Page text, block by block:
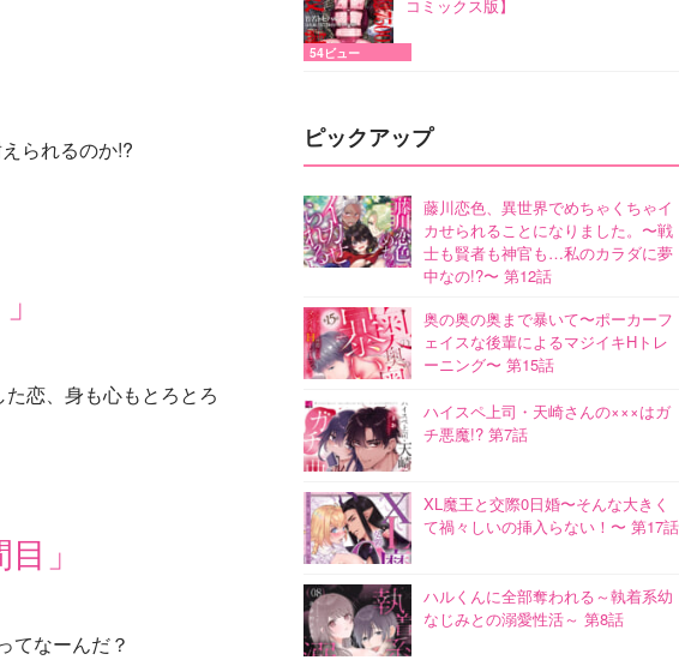
られるのか!?
恋、身も心もとろとろ
」
てなーんだ？
コミックス版】
54ビュー
ピックアップ
藤川恋色、異世界でめちゃくちゃイ
カせられることになりました。〜戦
士も賢者も神官も…私のカラダに夢
中なの!?〜 第12話
奥の奥の奥まで暴いて〜ポーカーフ
ェイスな後輩によるマジイキHトレ
ーニング〜 第15話
ハイスペ上司・天崎さんの×××はガ
チ悪魔!? 第7話
XL魔王と交際0日婚〜そんな大きく
て禍々しいの挿入らない！〜 第17話
ハルくんに全部奪われる～執着系幼
なじみとの溺愛性活～ 第8話